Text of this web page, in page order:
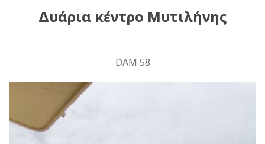
Δυάρια κέντρο Μυτιλήνης
DAM 58